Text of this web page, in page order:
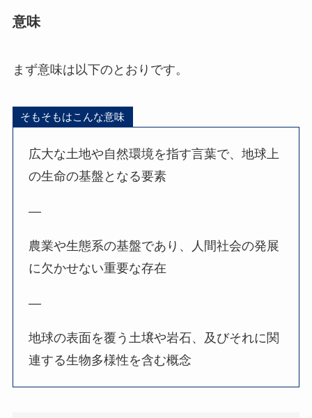
意味
まず意味は以下のとおりです。
そもそもはこんな意味
広大な土地や自然環境を指す言葉で、地球上
の生命の基盤となる要素
—
農業や生態系の基盤であり、人間社会の発展
に欠かせない重要な存在
—
地球の表面を覆う土壌や岩石、及びそれに関
連する生物多様性を含む概念